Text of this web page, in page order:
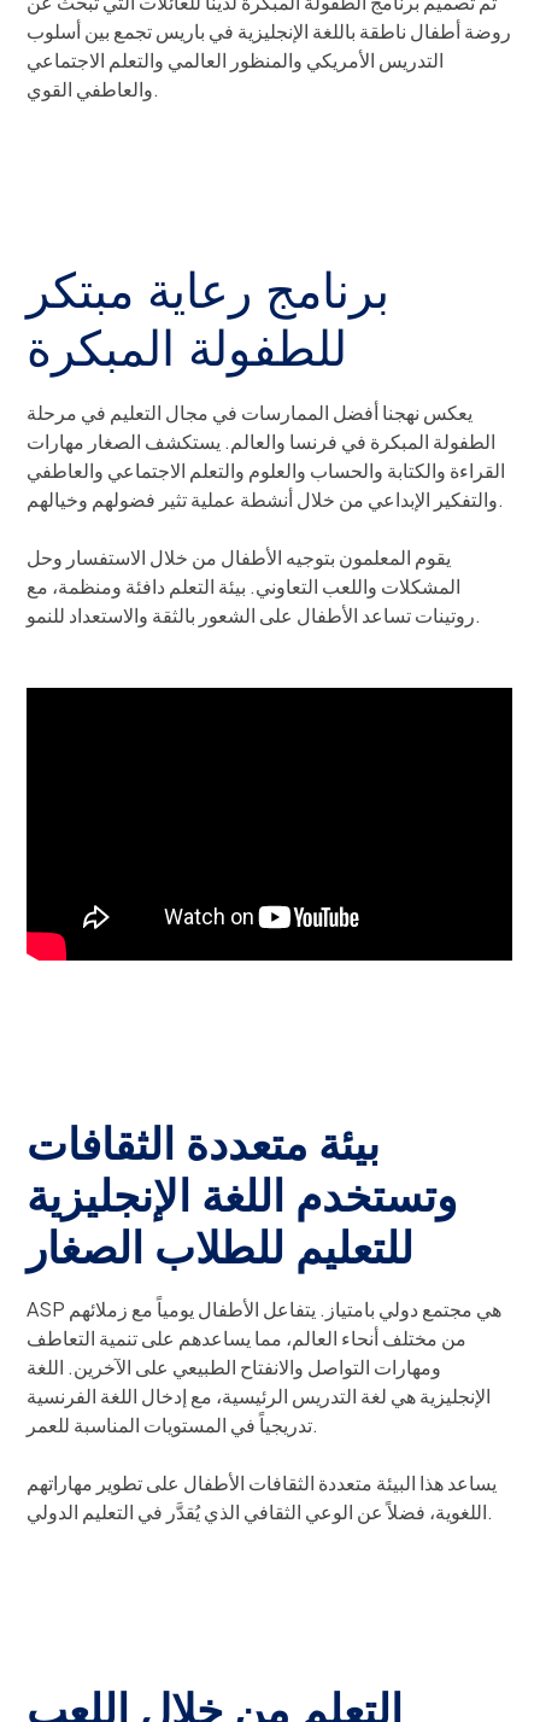
روضة أطفال ناطقة باللغة الإنجليزية في باريس تجمع بين أسلوب
التدريس الأمريكي والمنظور العالمي والتعلم الاجتماعي
والعاطفي القوي.
برنامج رعاية مبتكر
للطفولة المبكرة
يعكس نهجنا أفضل الممارسات في مجال التعليم في مرحلة
الطفولة المبكرة في فرنسا والعالم. يستكشف الصغار مهارات
القراءة والكتابة والحساب والعلوم والتعلم الاجتماعي والعاطفي
والتفكير الإبداعي من خلال أنشطة عملية تثير فضولهم وخيالهم.
يقوم المعلمون بتوجيه الأطفال من خلال الاستفسار وحل
المشكلات واللعب التعاوني. بيئة التعلم دافئة ومنظمة، مع
روتينات تساعد الأطفال على الشعور بالثقة والاستعداد للنمو.
بيئة متعددة الثقافات
وتستخدم اللغة الإنجليزية
للتعليم للطلاب الصغار
ASP هي مجتمع دولي بامتياز. يتفاعل الأطفال يومياً مع زملائهم
من مختلف أنحاء العالم، مما يساعدهم على تنمية التعاطف
ومهارات التواصل والانفتاح الطبيعي على الآخرين. اللغة
الإنجليزية هي لغة التدريس الرئيسية، مع إدخال اللغة الفرنسية
تدريجياً في المستويات المناسبة للعمر.
يساعد هذا البيئة متعددة الثقافات الأطفال على تطوير مهاراتهم
اللغوية، فضلاً عن الوعي الثقافي الذي يُقدَّر في التعليم الدولي.
التعلم من خلال اللعب